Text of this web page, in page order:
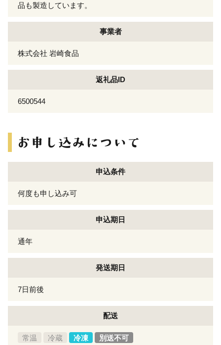
品も製造しています。
事業者
株式会社 岩崎食品
返礼品ID
6500544
申込条件
何度も申し込み可
申込期日
通年
発送期日
7日前後
配送
常温 冷蔵 冷凍 別送不可